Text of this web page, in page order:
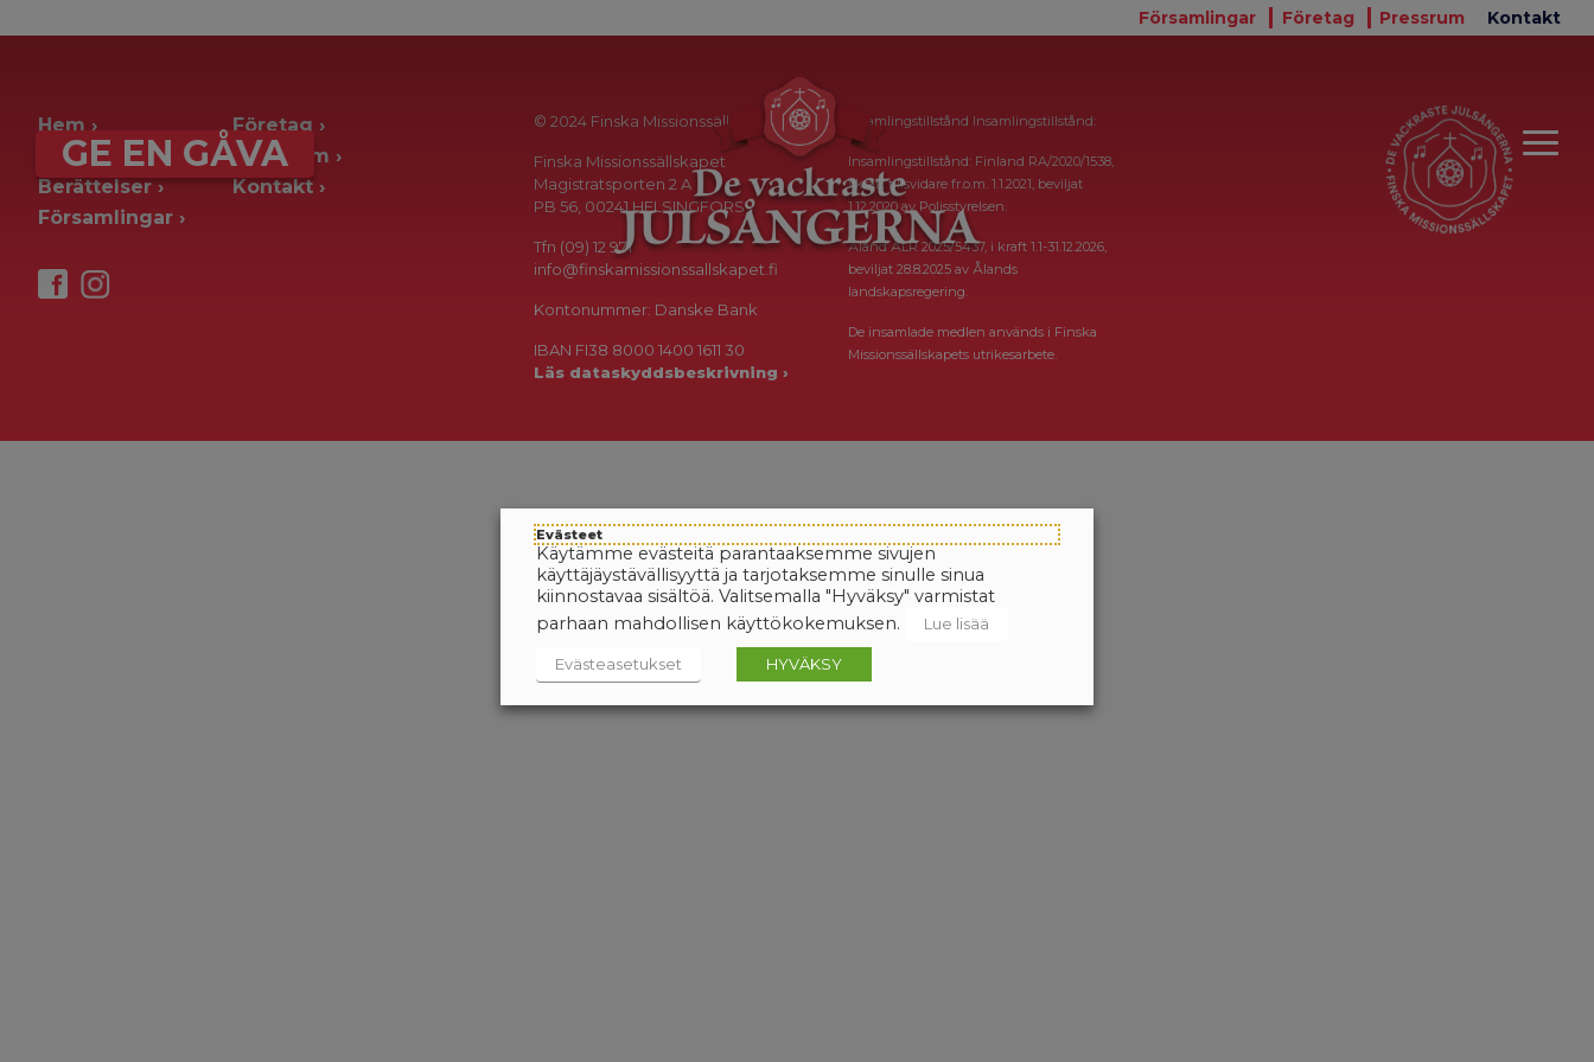
Församlingar Företag Pressrum Kontakt
GE EN GÅVA
Hem
Ge en gåva
Berättelser
Församlingar
Företag
Pressrum
Kontakt
© 2024 Finska Missionssällskapet
Finska Missionssällskapet
Magistratsporten 2 A
PB 56, 00241 HELSINGFORS
Tfn (09) 12 971
info@finskamissionssallskapet.fi
Kontonummer: Danske Bank
IBAN FI38 8000 1400 1611 30
Läs dataskyddsbeskrivning ›
Insamlingstillstånd Insamlingstillstånd:
Insamlingstillstånd: Finland RA/2020/1538,
i kraft tillsvidare fr.o.m. 1.1.2021, beviljat
1.12.2020 av Polisstyrelsen.
Åland ÅLR 2025/5437, i kraft 1.1-31.12.2026,
beviljat 28.8.2025 av Ålands
landskapsregering.
De insamlade medlen används i Finska
Missionssällskapets utrikesarbete.
Evästeet
Käytämme evästeitä parantaaksemme sivujen
käyttäjäystävällisyyttä ja tarjotaksemme sinulle sinua
kiinnostavaa sisältöä. Valitsemalla "Hyväksy" varmistat
parhaan mahdollisen käyttökokemuksen.
Lue lisää
Evästeasetukset HYVÄKSY